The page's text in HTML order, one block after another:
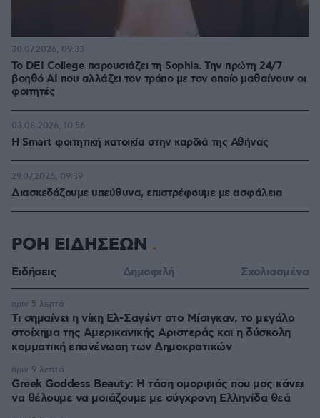
Το DEI College παρουσιάζει τη Sophia. Την πρώτη 24/7
βοηθό AI που αλλάζει τον τρόπο με τον οποίο μαθαίνουν οι
φοιτητές
30.07.2026, 09:33
Η Smart φοιτητική κατοικία στην καρδιά της Αθήνας
03.08.2026, 10:56
Διασκεδάζουμε υπεύθυνα, επιστρέφουμε με ασφάλεια
29.07.2026, 09:39
ΡΟΗ ΕΙΔΗΣΕΩΝ
Ειδήσεις Δημοφιλή Σχολιασμένα
Τι σημαίνει η νίκη Ελ-Σαγέντ στο Μίσιγκαν, το μεγάλο
στοίχημα της Aμερικανικής Αριστεράς και η δύσκολη
κομματική επανένωση των Δημοκρατικών
πριν 5 λεπτά
Greek Goddess Beauty: Η τάση ομορφιάς που μας κάνει
να θέλουμε να μοιάζουμε με σύγχρονη Ελληνίδα θεά
πριν 9 λεπτά